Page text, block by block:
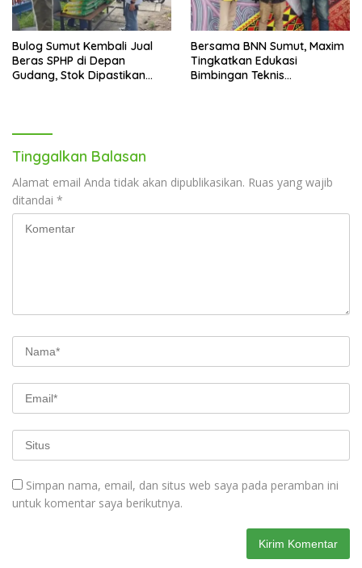
Bulog Sumut Kembali Jual
Beras SPHP di Depan
Gudang, Stok Dipastikan
Bersama BNN Sumut, Maxim
Tingkatkan Edukasi
Bimbingan Teknis
Tinggalkan Balasan
Alamat email Anda tidak akan dipublikasikan. Ruas yang wajib
ditandai *
Simpan nama, email, dan situs web saya pada peramban ini
untuk komentar saya berikutnya.